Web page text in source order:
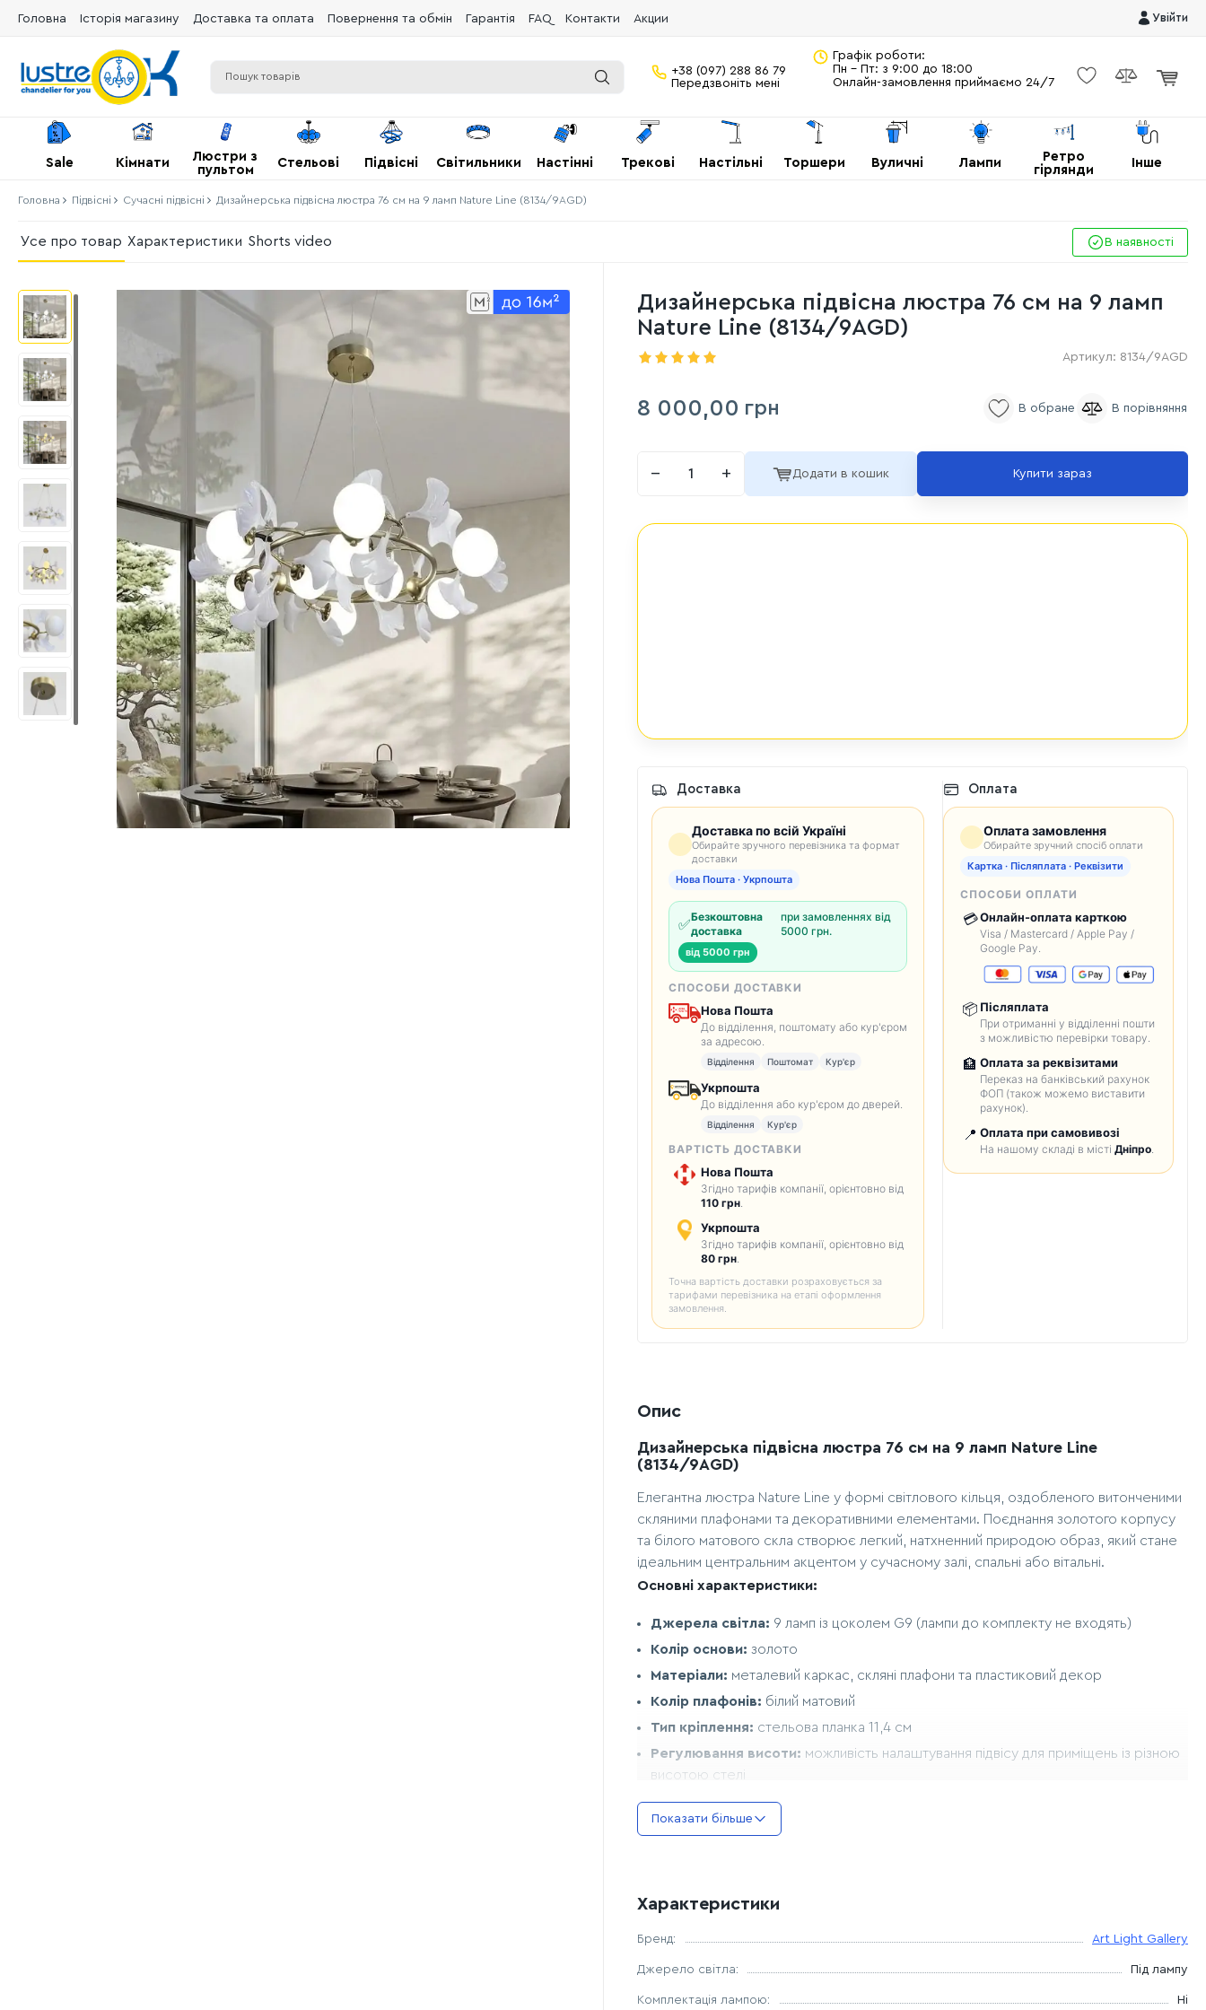
Головна Історія магазину Доставка та оплата Повернення та обмін Гарантія FAQ Контакти Акции Увійти
+38 (097) 288 86 79
Передзвоніть мені
Графік роботи:
Пн - Пт: з 9:00 до 18:00
Онлайн-замовлення приймаємо 24/7
Sale Кімнати
Люстри з
пультом
Стельові Підвісні Світильники Настінні Трекові Настільні Торшери Вуличні Лампи
Ретро
гірлянди
Інше
Головна Підвісні Сучасні підвісні Дизайнерська підвісна люстра 76 см на 9 ламп Nature Line (8134/9AGD)
Усе про товар Характеристики Shorts video В наявності
Дизайнерська підвісна люстра 76 см на 9 ламп
Nature Line (8134/9AGD)
Артикул: 8134/9AGD
8 000,00 грн
− + Додати в кошик Купити зараз
Доставка
Доставка по всій Україні
Обирайте зручного перевізника та формат
доставки
Нова Пошта · Укрпошта
✅Безкоштовна
доставка
при замовленнях від
5000 грн.
від 5000 грн
СПОСОБИ ДОСТАВКИ
Нова Пошта
До відділення, поштомату або кур'єром
за адресою.
Відділення Поштомат Кур'єр
Укрпошта
До відділення або кур'єром до дверей.
Відділення Кур'єр
ВАРТІСТЬ ДОСТАВКИ
Нова Пошта
Згідно тарифів компанії, орієнтовно від
110 грн.
Укрпошта
Згідно тарифів компанії, орієнтовно від
80 грн.
Точна вартість доставки розраховується за
тарифами перевізника на етапі оформлення
замовлення.
Оплата
Оплата замовлення
Обирайте зручний спосіб оплати
Картка · Післяплата · Реквізити
СПОСОБИ ОПЛАТИ
💳Онлайн-оплата карткою
Visa / Mastercard / Apple Pay /
Google Pay.
📦 Післяплата
При отриманні у відділенні пошти
з можливістю перевірки товару.
🏦 Оплата за реквізитами
Переказ на банківський рахунок
ФОП (також можемо виставити
рахунок).
📍 Оплата при самовивозі
На нашому складі в містіДніпро.
Опис
Дизайнерська підвісна люстра 76 см на 9 ламп Nature Line
(8134/9AGD)
Елегантна люстра Nature Line у формі світлового кільця, оздобленого витонченими
скляними плафонами та декоративними елементами. Поєднання золотого корпусу
та білого матового скла створює легкий, натхненний природою образ, який стане
ідеальним центральним акцентом у сучасному залі, спальні або вітальні.
Основні характеристики:
Джерела світла: 9 ламп із цоколем G9 (лампи до комплекту не входять)
Колір основи: золото
Матеріали: металевий каркас, скляні плафони та пластиковий декор
Колір плафонів: білий матовий
Тип кріплення: стельова планка 11,4 см
Регулювання висоти: можливість налаштування підвісу для приміщень із різною
висотою стелі
Гарантія:12 місяців
Розміри:
Висота корпусу:240 мм
Максимальна висота:
Діаметр стельової чаші:
Зони застосування:
Показати більше
Характеристики
Бренд: Art Light Gallery
Джерело світла: Під лампу
Комплектація лампою: Ні